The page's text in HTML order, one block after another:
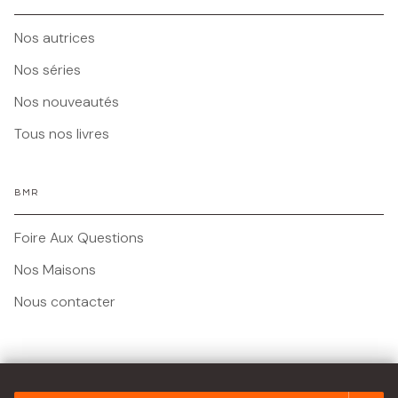
Nos autrices
Nos séries
Nos nouveautés
Tous nos livres
BMR
Foire Aux Questions
Nos Maisons
Nous contacter
Mentions légales